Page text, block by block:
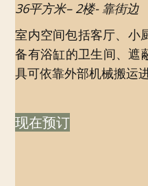
36平方米– 2楼- 靠街边
室内空间包括客厅、小
备有浴缸的卫生间、遮
具可依靠外部机械搬运
现在预订